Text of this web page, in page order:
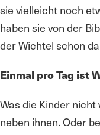
sie vielleicht noch
haben sie von der
der Wichtel schon
Einmal pro Tag ist
Was die Kinder
neben ihnen. Oder